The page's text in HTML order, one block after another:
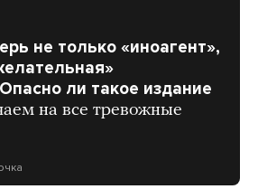
не только «иноагент»,
ли такое издание
на все тревожные